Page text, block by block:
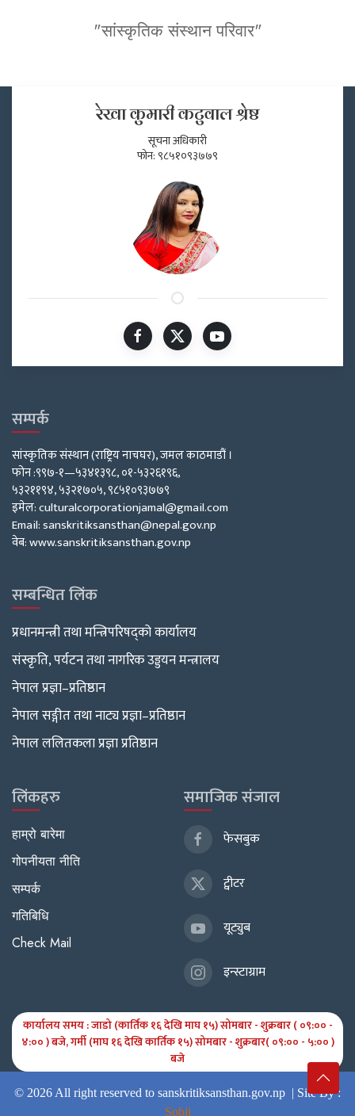
"सांस्कृतिक संस्थान परिवार"
रेखा कुमारी कटुवाल श्रेष्ठ
सूचना अधिकारी
फोन: ९८५१०९३७७९
सम्पर्क
सांस्कृतिक संस्थान (राष्ट्रिय नाचघर), जमल काठमाडौं ।
फोन :९९७-१—५३४१३९८, ०१-५३२६१९६,
५३२११९४, ५३२१७०५, ९८५१०९३७७९
इमेल: culturalcorporationjamal@gmail.com
Email: sanskritiksansthan@nepal.gov.np
वेब: www.sanskritiksansthan.gov.np
सम्बन्धित लिंक
प्रधानमन्त्री तथा मन्त्रिपरिषद्को कार्यालय
संस्कृति, पर्यटन तथा नागरिक उड्डयन मन्त्रालय
नेपाल प्रज्ञा–प्रतिष्ठान
नेपाल सङ्गीत तथा नाट्य प्रज्ञा–प्रतिष्ठान
नेपाल ललितकला प्रज्ञा प्रतिष्ठान
लिंकहरु
हाम्रो बारेमा
गोपनीयता नीति
सम्पर्क
गतिबिधि
Check Mail
समाजिक संजाल
फेसबुक
ट्वीटर
यूट्युब
इन्स्टाग्राम
कार्यालय समय : जाडो (कार्तिक १६ देखि माघ १५) सोमबार - शुक्रबार ( ०९:०० -
४:०० ) बजे, गर्मी (माघ १६ देखि कार्तिक १५) सोमबार - शुक्रबार( ०९:०० - ५:०० )
बजे
© 2026 All right reserved to sanskritiksansthan.gov.np | Site By :
Sobij